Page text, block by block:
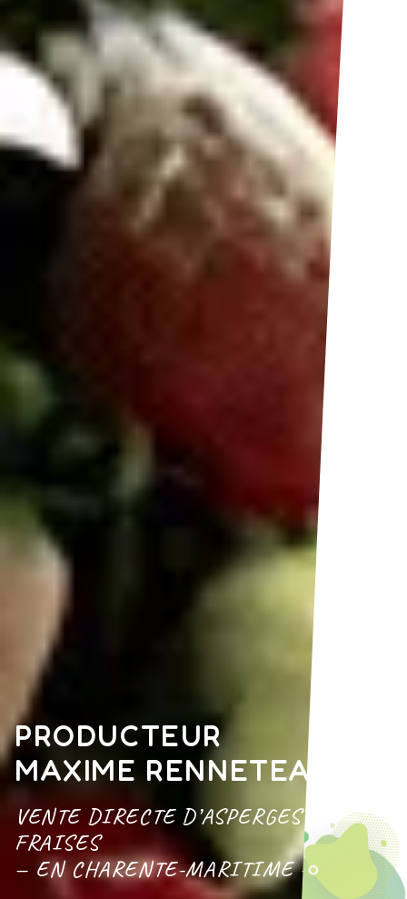
PRODUCTEUR
MAXIME RENNETEAU
VENTE DIRECTE D’ASPERGES ET DE
FRAISES
— EN CHARENTE-MARITIME —